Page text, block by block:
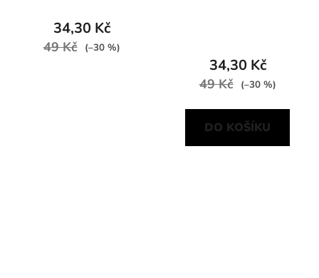
34,30 Kč
49 Kč (–30 %)
34,30 Kč
49 Kč (–30 %)
DO KOŠÍKU